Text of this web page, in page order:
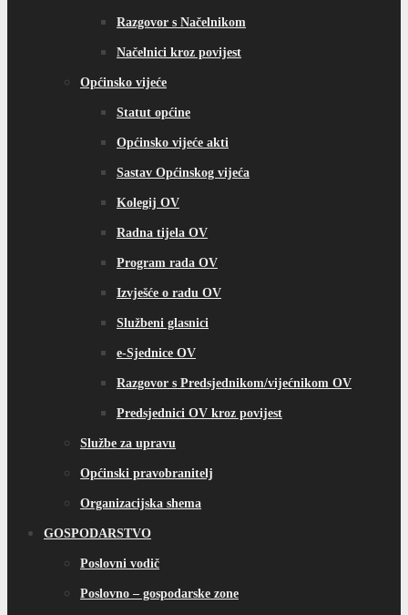
Razgovor s Načelnikom
Načelnici kroz povijest
Općinsko vijeće
Statut općine
Općinsko vijeće akti
Sastav Općinskog vijeća
Kolegij OV
Radna tijela OV
Program rada OV
Izvješće o radu OV
Službeni glasnici
e-Sjednice OV
Razgovor s Predsjednikom/vijećnikom OV
Predsjednici OV kroz povijest
Službe za upravu
Općinski pravobranitelj
Organizacijska shema
GOSPODARSTVO
Poslovni vodič
Poslovno – gospodarske zone